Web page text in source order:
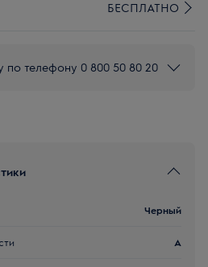
БЕСПЛАТНО
по телефону 0 800 50 80 20
Черный
A